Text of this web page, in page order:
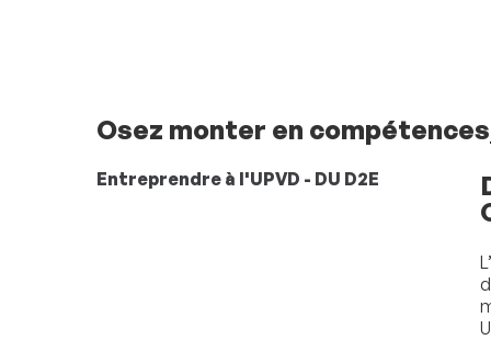
Osez monter en
Entreprendre à l'UPVD - DU D2E